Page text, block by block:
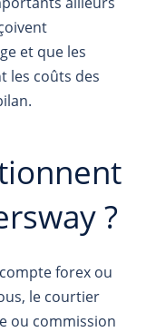
et que les
les coûts des
?
forex ou
le courtier
ou commission